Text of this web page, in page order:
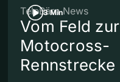
3 Min
TeleBärn News
Vom Feld zur
Motocross-
Rennstrecke